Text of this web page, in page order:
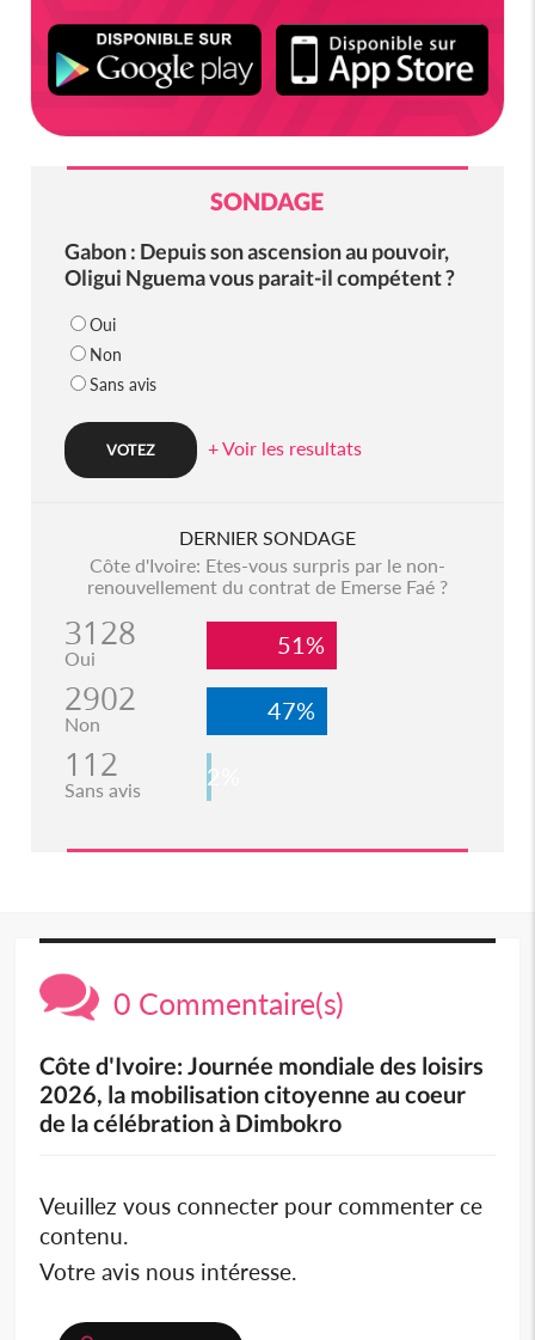
SONDAGE
Gabon : Depuis son ascension au pouvoir,
Oligui Nguema vous parait-il compétent ?
Oui
Non
Sans avis
+ Voir les resultats
DERNIER SONDAGE
Côte d'Ivoire: Etes-vous surpris par le non-
renouvellement du contrat de Emerse Faé ?
3128
Oui 51%
2902
Non 47%
112
Sans avis 2%
0 Commentaire(s)
Côte d'Ivoire: Journée mondiale des loisirs
2026, la mobilisation citoyenne au coeur
de la célébration à Dimbokro
Veuillez vous connecter pour commenter ce
contenu.
Votre avis nous intéresse.